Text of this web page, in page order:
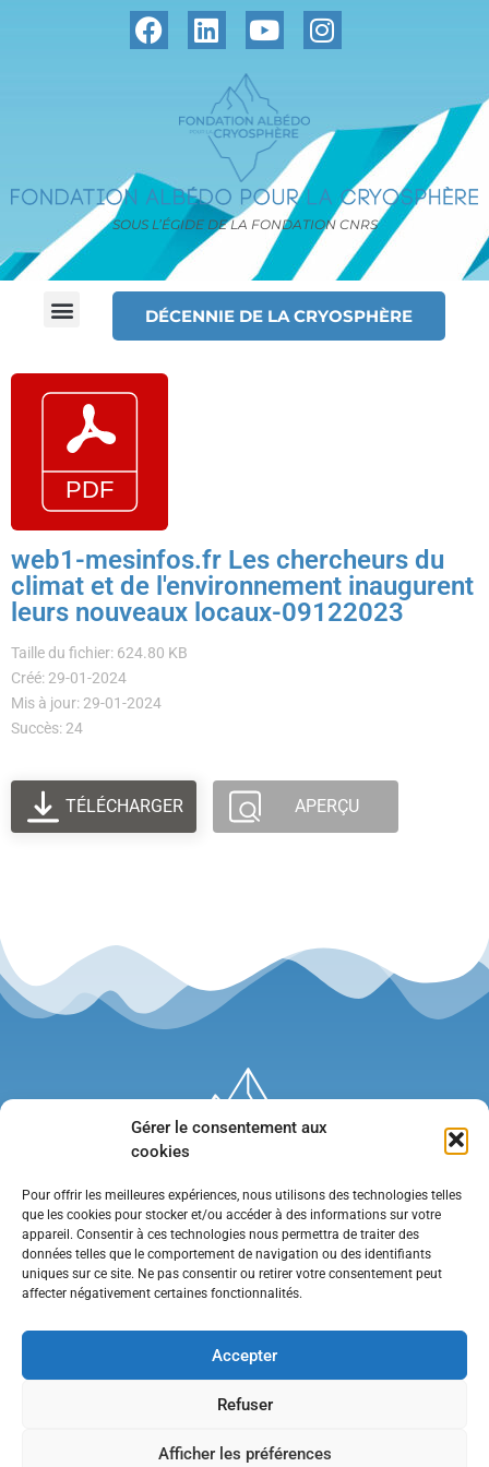
Gérer le consentement aux
cookies
Pour offrir les meilleures expériences, nous utilisons des technologies telles
que les cookies pour stocker et/ou accéder à des informations sur votre
appareil. Consentir à ces technologies nous permettra de traiter des
données telles que le comportement de navigation ou des identifiants
uniques sur ce site. Ne pas consentir ou retirer votre consentement peut
affecter négativement certaines fonctionnalités.
Accepter
Refuser
Afficher les préférences
SOUS L’ÉGIDE DE LA FONDATION CNRS
DÉCENNIE DE LA CRYOSPHÈRE
web1-mesinfos.fr Les chercheurs du
climat et de l'environnement inaugurent
leurs nouveaux locaux-09122023
Taille du fichier: 624.80 KB
Créé: 29-01-2024
Mis à jour: 29-01-2024
Succès: 24
TÉLÉCHARGER APERÇU
•Contact